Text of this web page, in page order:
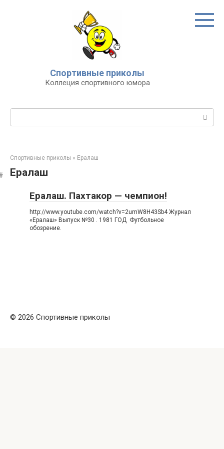
Спортивные приколы
Коллеция спортивного юмора
Спортивные приколы » Ералаш
Ералаш
Ералаш. Пахтакор — чемпион!
http://www.youtube.com/watch?v=2umW8H43Sb4 Журнал
«Ералаш» Выпуск №30 . 1981 ГОД Футбольное
обозрение.
© 2026 Спортивные приколы